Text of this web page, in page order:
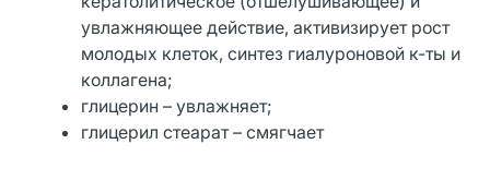
увлажняющее действие, активизирует рост
молодых клеток, синтез гиалуроновой к-ты и
коллагена;
глицерин – увлажняет;
глицерил стеарат – смягчает